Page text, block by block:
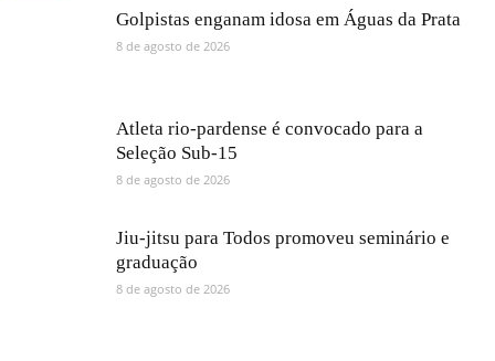
Golpistas enganam idosa em Águas da Prata
8 de agosto de 2026
Atleta rio-pardense é convocado para a
Seleção Sub-15
8 de agosto de 2026
Jiu-jitsu para Todos promoveu seminário e
graduação
8 de agosto de 2026